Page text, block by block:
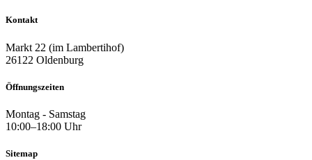
Kontakt
Markt 22 (im Lambertihof)
26122 Oldenburg
Öffnungszeiten
Montag - Samstag
10:00–18:00 Uhr
Sitemap